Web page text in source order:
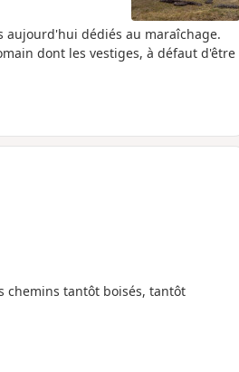
aujourd'hui dédiés au maraîchage.
dont les vestiges, à défaut d'être
chemins tantôt boisés, tantôt